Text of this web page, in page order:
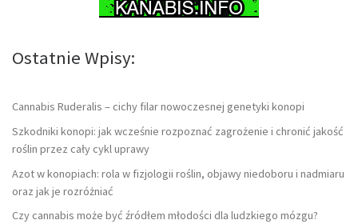
Ostatnie Wpisy:
Cannabis Ruderalis – cichy filar nowoczesnej genetyki konopi
Szkodniki konopi: jak wcześnie rozpoznać zagrożenie i chronić jakość
roślin przez cały cykl uprawy
Azot w konopiach: rola w fizjologii roślin, objawy niedoboru i nadmiaru
oraz jak je rozróżniać
Czy cannabis może być źródłem młodości dla ludzkiego mózgu?